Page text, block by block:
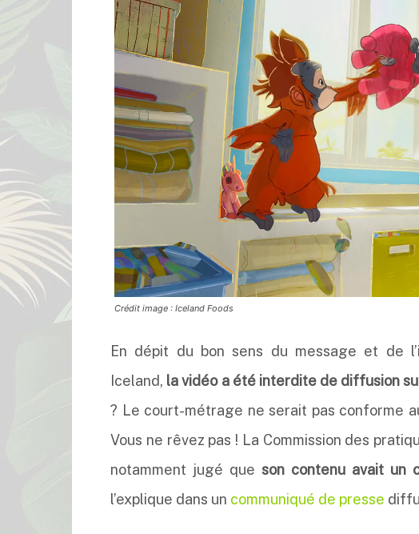
Crédit image : Iceland Foods
En dépit du bon sens du message et de
Iceland, la vidéo a été interdite de diffusion
? Le court-métrage ne serait pas conforme
Vous ne rêvez pas ! La Commission des
notamment jugé que son contenu avait un
l’explique dans un communiqué de presse